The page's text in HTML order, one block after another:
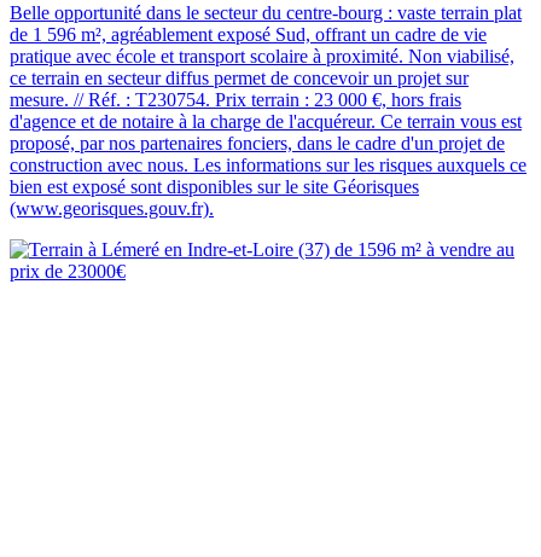
Belle opportunité dans le secteur du centre-bourg : vaste terrain plat
de 1 596 m², agréablement exposé Sud, offrant un cadre de vie
pratique avec école et transport scolaire à proximité. Non viabilisé,
ce terrain en secteur diffus permet de concevoir un projet sur
mesure. // Réf. : T230754. Prix terrain : 23 000 €, hors frais
d'agence et de notaire à la charge de l'acquéreur. Ce terrain vous est
proposé, par nos partenaires fonciers, dans le cadre d'un projet de
construction avec nous. Les informations sur les risques auxquels ce
bien est exposé sont disponibles sur le site Géorisques
(www.georisques.gouv.fr).